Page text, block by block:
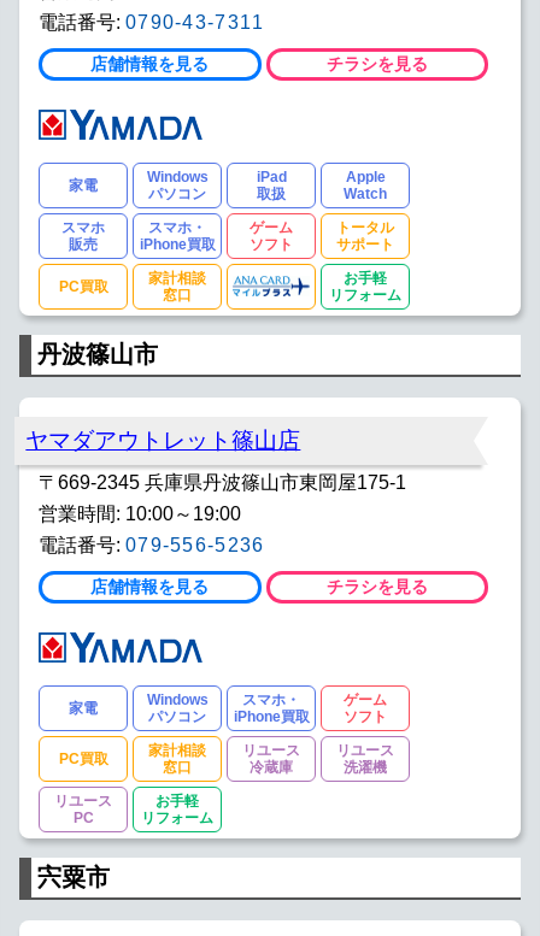
電話番号: 0790-43-7311
店舗情報を見る チラシを見る
家電
Windows
パソコン
iPad
取扱
Apple
Watch
スマホ
販売
スマホ・
iPhone買取
ゲーム
ソフト
トータル
サポート
PC買取
家計相談
窓口
お手軽
リフォーム
丹波篠山市
ヤマダアウトレット篠山店
〒669-2345 兵庫県丹波篠山市東岡屋175-1
営業時間: 10:00～19:00
電話番号: 079-556-5236
店舗情報を見る チラシを見る
家電
Windows
パソコン
スマホ・
iPhone買取
ゲーム
ソフト
PC買取
家計相談
窓口
リユース
冷蔵庫
リユース
洗濯機
リユース
PC
お手軽
リフォーム
宍粟市